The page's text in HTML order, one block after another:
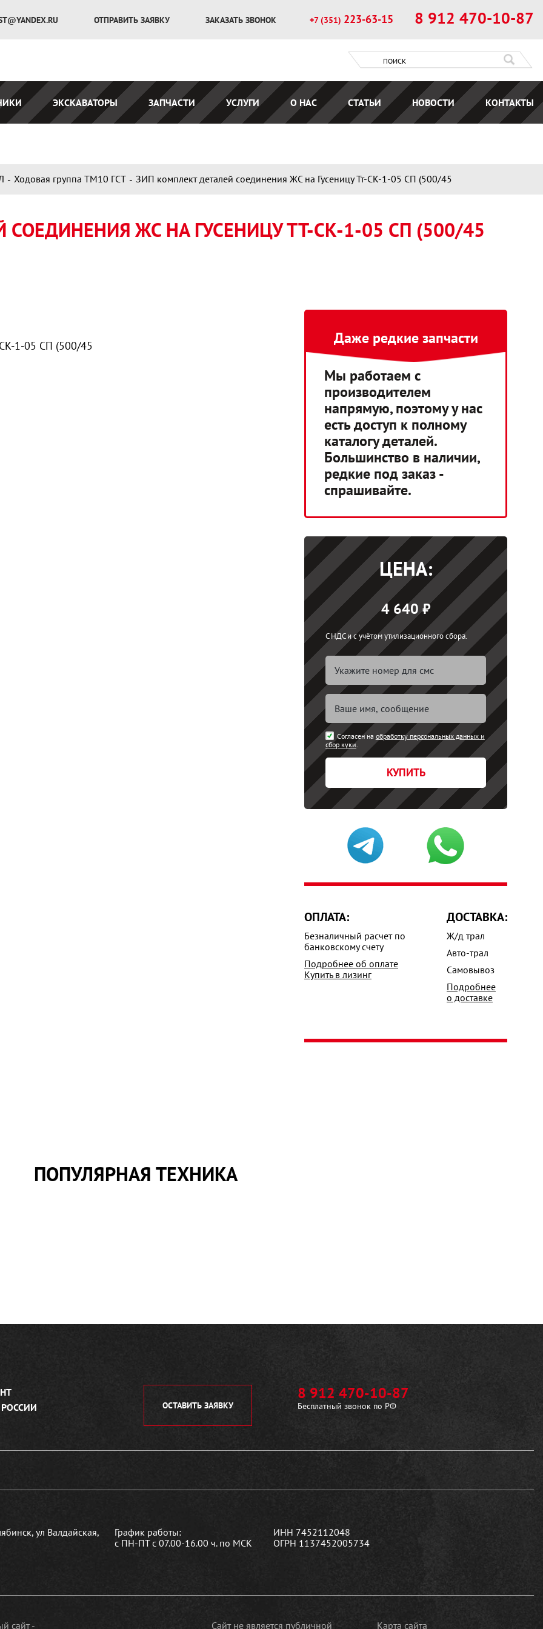
ОТПРАВИТЬ ЗАЯВКУ ЗАКАЗАТЬ ЗВОНОК +7 (351) 223-63-15 8 912 470-10-87
ЭКСКАВАТОРЫ ЗАПЧАСТИ УСЛУГИ О НАС СТАТЬИ НОВОСТИ КОНТАКТЫ
Ходовая группа ТМ10 ГСТ ЗИП комплект деталей соединения ЖС на Гусеницу Тт-СК-1-05 СП (500/45
ЖС НА ГУСЕНИЦУ ТТ-СК-1-05 СП (500/45
1-05 СП (500/45
Даже редкие запчасти
Мы работаем с
производителем
напрямую, поэтому у нас
есть доступ к полному
каталогу деталей.
Большинство в наличии,
редкие под заказ -
спрашивайте.
ЦЕНА:
4 640 ₽
С НДС и с учётом утилизационного сбора.
Согласен на обработку персональных данных и
сбор куки.
КУПИТЬ
ОПЛАТА:
Безналичный расчет по
банковскому счету
Подробнее об оплате
Купить в лизинг
ДОСТАВКА:
Ж/д трал
Авто-трал
Самовывоз
Подробнее
о доставке
ПОПУЛЯРНАЯ ТЕХНИКА
ОСТАВИТЬ ЗАЯВКУ
8 912 470-10-87
Бесплатный звонок по РФ
ул Валдайская,
График работы:
с ПН-ПТ с 07.00-16.00 ч. по МСК
ИНН 7452112048
ОГРН 1137452005734
сайт - Сайт не является публичной Карта сайта